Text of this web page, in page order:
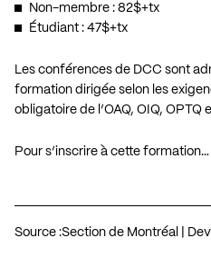
Non-membre : 82$+tx
Étudiant : 47$+tx
Les conférences de DCC sont
formation dirigée selon les
obligatoire de l’OAQ, OIQ, OPTQ
Pour s’inscrire à cette formation…
Source :Section de Montréal |